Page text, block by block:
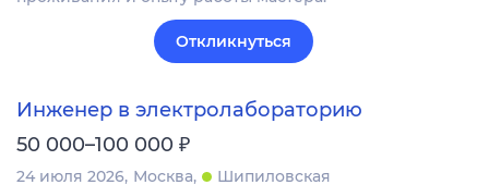
Откликнуться
Инженер в электролабораторию
50 000–100 000 ₽
24 июля 2026 Москва
Шипиловская